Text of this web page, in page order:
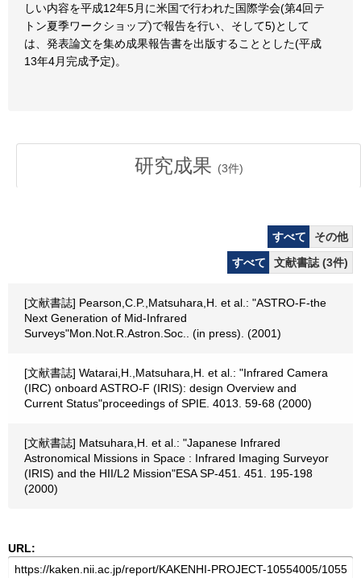
しい内容を平成12年5月に米国で行われた国際学会(第4回テ
トン夏季ワークショップ)で報告を行い、そして5)として
は、発表論文を集め成果報告書を出版することとした(平成
13年4月完成予定)。
研究成果 (3件)
すべて
その他
すべて
文献書誌 (3件)
[文献書誌] Pearson,C.P.,Matsuhara,H. et al.: "ASTRO-F-the
Next Generation of Mid-Infrared
Surveys"Mon.Not.R.Astron.Soc.. (in press). (2001)
[文献書誌] Watarai,H.,Matsuhara,H. et al.: "Infrared Camera
(IRC) onboard ASTRO-F (IRIS): design Overview and
Current Status"proceedings of SPIE. 4013. 59-68 (2000)
[文献書誌] Matsuhara,H. et al.: "Japanese Infrared
Astronomical Missions in Space : Infrared Imaging Surveyor
(IRIS) and the HII/L2 Mission"ESA SP-451. 451. 195-198
(2000)
URL: